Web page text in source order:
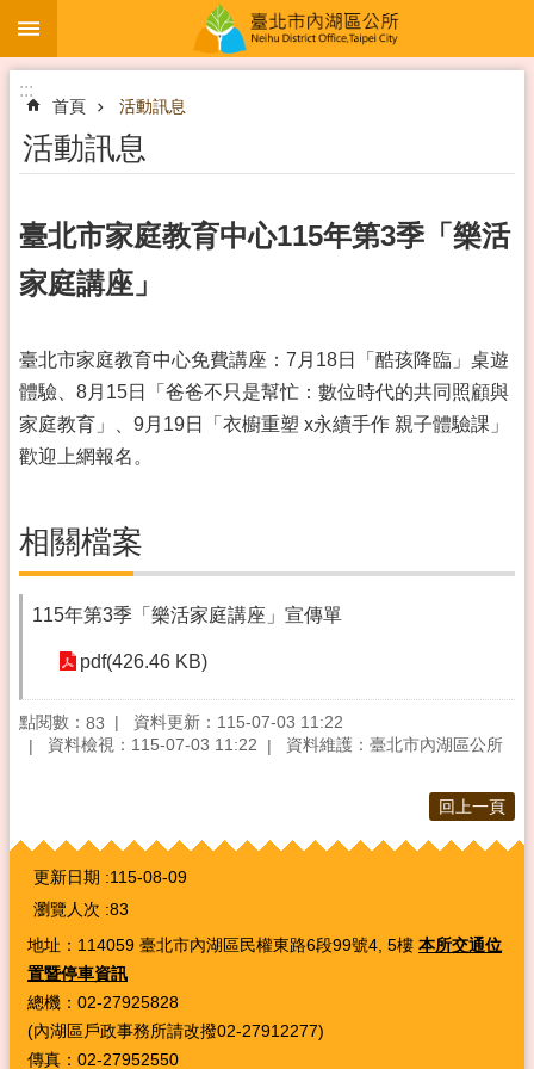
跳到主要內容區塊
:::
首頁 活動訊息
活動訊息
臺北市家庭教育中心115年第3季「樂活
家庭講座」
臺北市家庭教育中心免費講座：7月18日「酷孩降臨」桌遊
體驗、8月15日「爸爸不只是幫忙：數位時代的共同照顧與
家庭教育」、9月19日「衣櫥重塑 x永續手作 親子體驗課」
歡迎上網報名。
相關檔案
115年第3季「樂活家庭講座」宣傳單
pdf(426.46 KB)
點閱數： 83
資料更新：115-07-03 11:22
資料檢視：115-07-03 11:22
資料維護：臺北市內湖區公所
回上一頁
:::
更新日期
115-08-09
瀏覽人次 83
地址：114059 臺北市內湖區民權東路6段99號4, 5樓 本所交通位
置暨停車資訊
總機：02-27925828
(內湖區戶政事務所請改撥02-27912277)
傳真：02-27952550